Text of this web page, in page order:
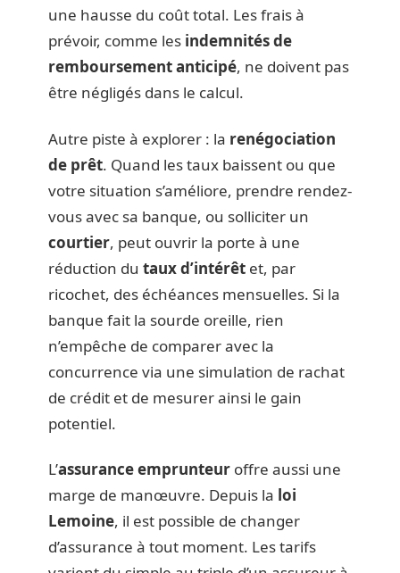
une hausse du coût total. Les frais à
prévoir, comme les indemnités de
remboursement anticipé, ne doivent pas
être négligés dans le calcul.
Autre piste à explorer : la renégociation
de prêt. Quand les taux baissent ou que
votre situation s’améliore, prendre rendez-
vous avec sa banque, ou solliciter un
courtier, peut ouvrir la porte à une
réduction du taux d’intérêt et, par
ricochet, des échéances mensuelles. Si la
banque fait la sourde oreille, rien
n’empêche de comparer avec la
concurrence via une simulation de rachat
de crédit et de mesurer ainsi le gain
potentiel.
L’assurance emprunteur offre aussi une
marge de manœuvre. Depuis la loi
Lemoine, il est possible de changer
d’assurance à tout moment. Les tarifs